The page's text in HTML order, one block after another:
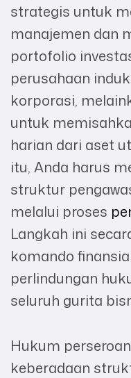
strategis untuk
manajemen dan
portofolio
perusahaan
korporasi,
untuk
harian dari aset
itu, Anda harus
struktur
melalui proses
Langkah ini
komando
perlindungan
seluruh gurita
Hukum
keberadaan